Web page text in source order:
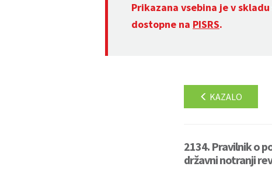
Prikazana vsebina je v skladu
dostopne na PISRS.
KAZALO
2134. Pravilnik o
državni notranji